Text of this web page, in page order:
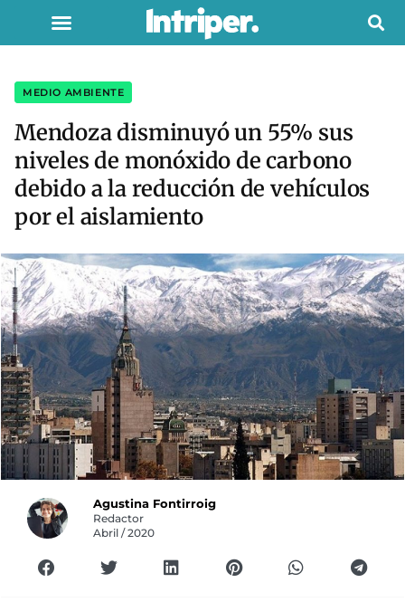
MEDIO AMBIENTE
Mendoza disminuyó un 55% sus
niveles de monóxido de carbono
debido a la reducción de vehículos
por el aislamiento
Agustina Fontirroig
Redactor
Abril / 2020